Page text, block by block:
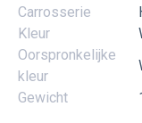
Carrosserie
Kleur
Oorspronkelijke
kleur
Gewicht